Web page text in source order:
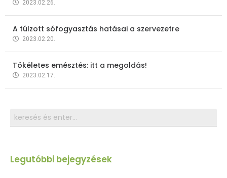
2023.02.26.
A túlzott sófogyasztás hatásai a szervezetre
2023.02.20.
Tökéletes emésztés: itt a megoldás!
2023.02.17.
Legutóbbi bejegyzések